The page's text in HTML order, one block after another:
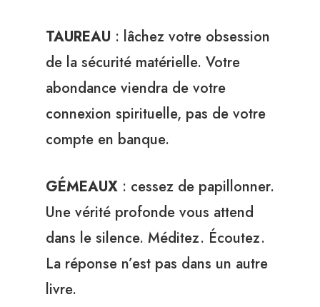
TAUREAU : lâchez votre obsession
de la sécurité matérielle. Votre
abondance viendra de votre
connexion spirituelle, pas de votre
compte en banque.
GÉMEAUX : cessez de papillonner.
Une vérité profonde vous attend
dans le silence. Méditez. Écoutez.
La réponse n’est pas dans un autre
livre.